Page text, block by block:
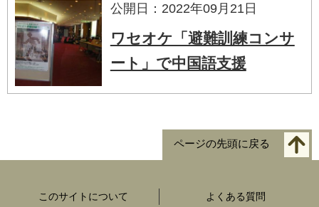
公開日：2022年09月21日
ワセオケ「避難訓練コンサ
ート」で中国語支援
ページの先頭に戻る
このサイトについて よくある質問